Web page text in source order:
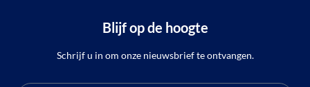
Blijf op de hoogte
Schrijf u in om onze nieuwsbrief te ontvangen.